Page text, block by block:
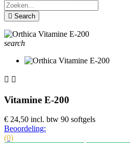
Search
search
 
Vitamine E-200
€ 24,50 incl. btw 90 softgels
Beoordeling:
(0)